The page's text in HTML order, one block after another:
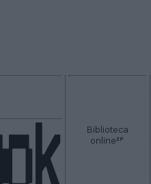
Biblioteca
online2P